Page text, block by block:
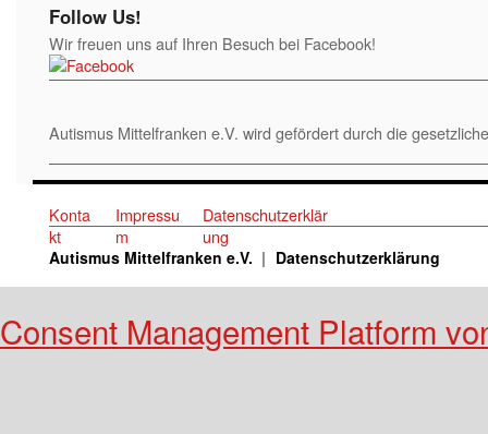
Follow Us!
Wir freuen uns auf Ihren Besuch bei Facebook!
Autismus Mittelfranken e.V. wird gefördert durch die
Konta
kt
Impressu
m
Datenschutzerklär
ung
Autismus Mittelfranken e.V. Datenschutzerklärung
Consent Management Platform